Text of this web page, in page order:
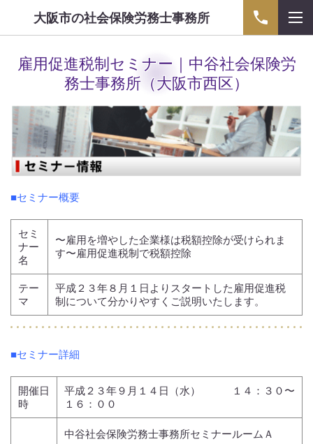
大阪市の社会保険労務士事務所
雇用促進税制セミナー｜中谷社会保険労
務士事務所（大阪市西区）
■セミナー概要
セミ
ナー
名
〜雇用を増やした企業様は税額控除が受けられま
す〜雇用促進税制で税額控除
テー
マ
平成２３年８月１日よりスタートした雇用促進税
制について分かりやすくご説明いたします。
■セミナー詳細
開催日
時
平成２３年９月１４日（水） １４：３０〜
１６：００
中谷社会保険労務士事務所セミナールームＡ